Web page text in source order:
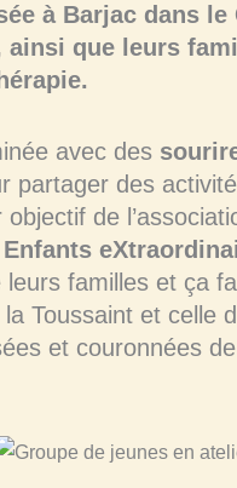
à Barjac dans
que leurs
avec des
partager des
de
familles et ça
Toussaint et celle
et couronnées